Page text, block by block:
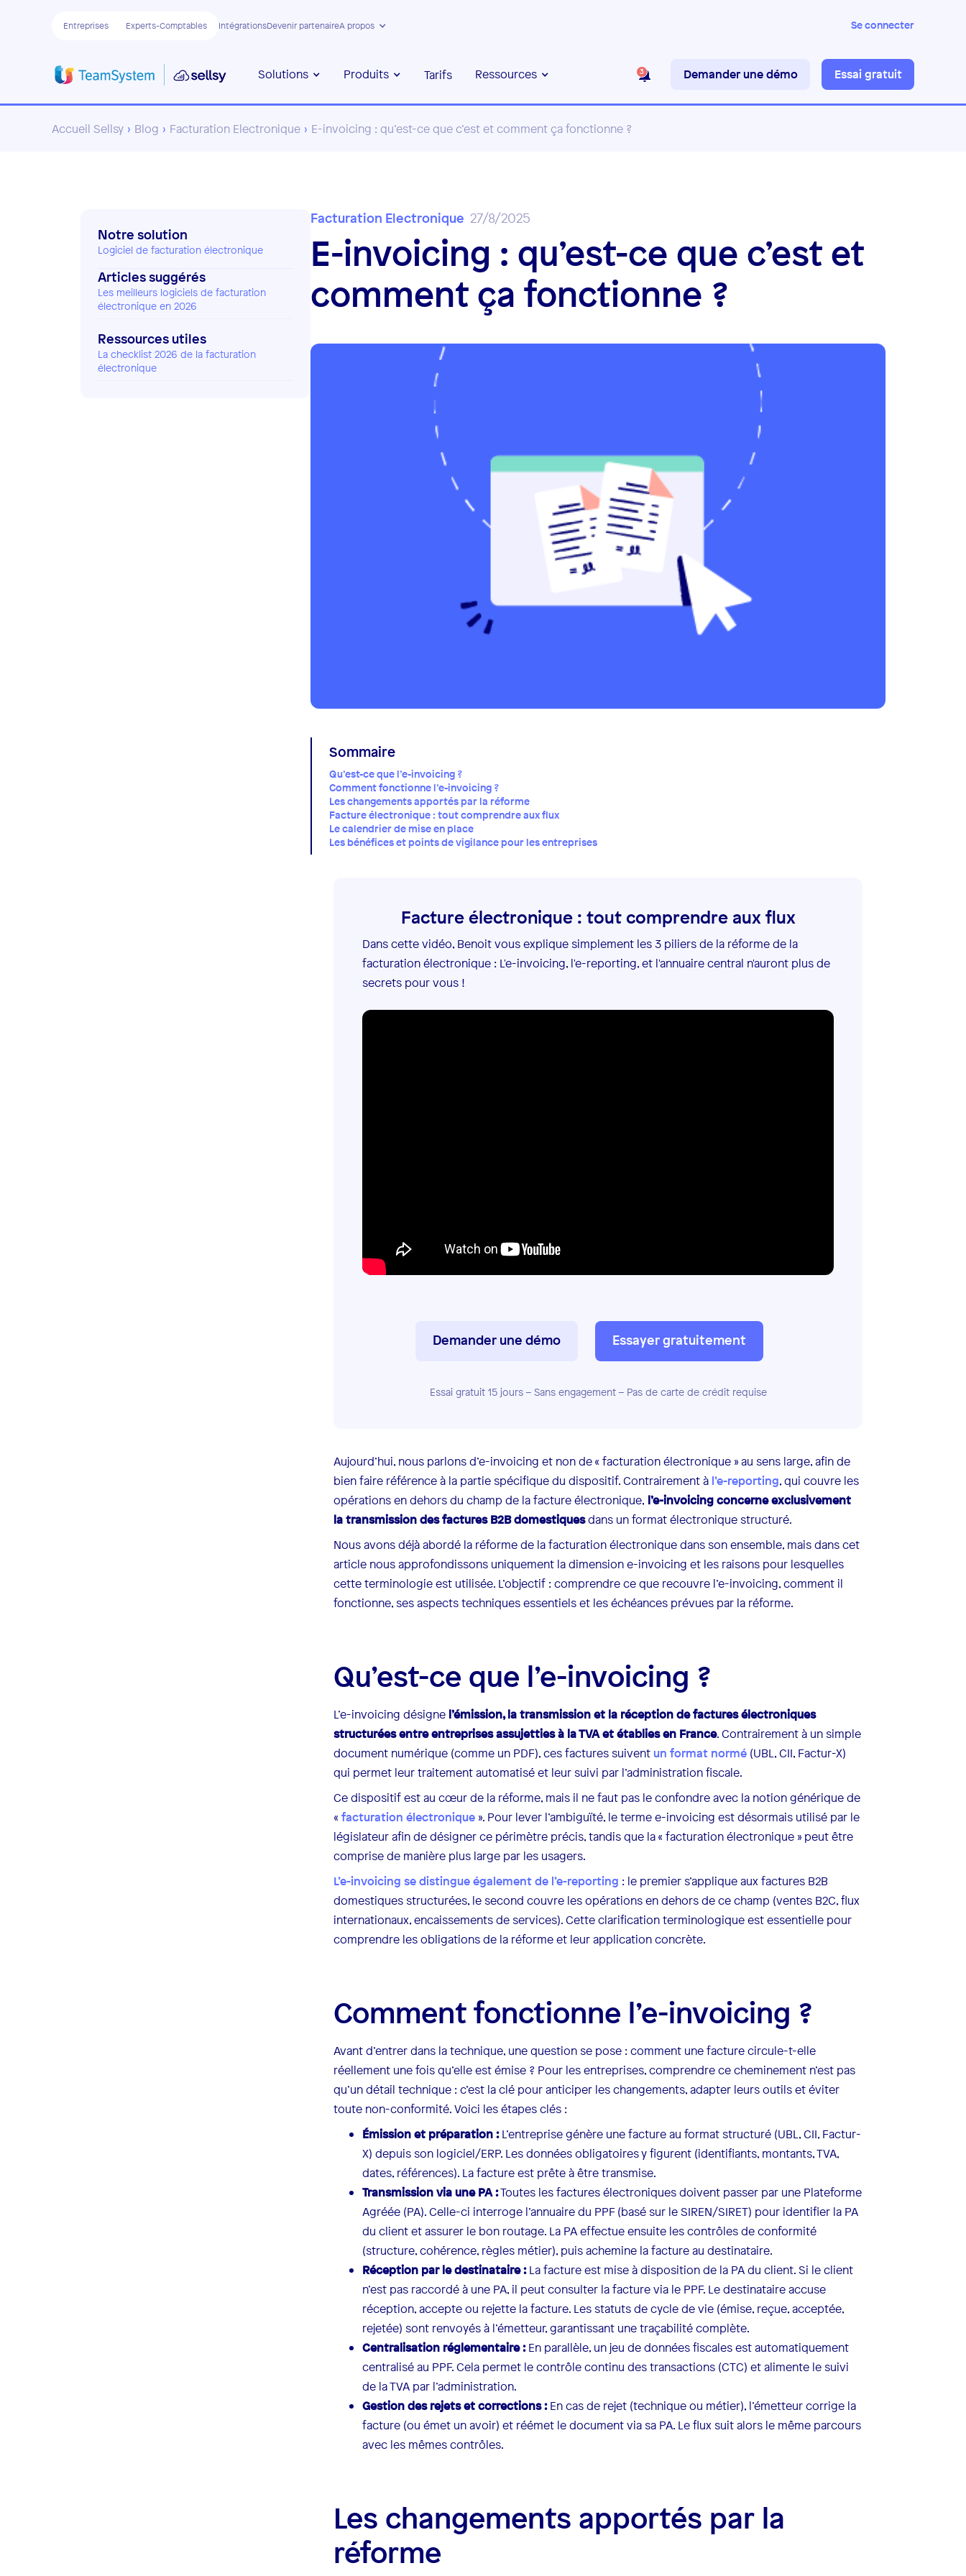
Entreprises Experts-Comptables IntégrationsDevenir partenaireA propos Se connecter
Solutions Produits Tarifs Ressources 3 Demander une démo Essai gratuit
Accueil Sellsy › Blog › Facturation Electronique › E-invoicing : qu’est-ce que c’est et comment ça fonctionne ?
Facturation Electronique 27/8/2025
E-invoicing : qu’est-ce que c’est et
comment ça fonctionne ?
Sommaire
Qu’est-ce que l’e-invoicing ?
Comment fonctionne l’e-invoicing ?
Les changements apportés par la réforme
Facture électronique : tout comprendre aux flux
Le calendrier de mise en place
Les bénéfices et points de vigilance pour les entreprises
Facture électronique : tout comprendre aux flux
Dans cette vidéo, Benoit vous explique simplement les 3 piliers de la réforme de la
facturation électronique : L'e-invoicing, l'e-reporting, et l'annuaire central n'auront plus de
secrets pour vous !
Demander une démo Essayer gratuitement
Essai gratuit 15 jours – Sans engagement – Pas de carte de crédit requise
Aujourd’hui, nous parlons d’e-invoicing et non de « facturation électronique » au sens large, afin de
bien faire référence à la partie spécifique du dispositif. Contrairement à l’e-reporting, qui couvre les
opérations en dehors du champ de la facture électronique, l’e-invoicing concerne exclusivement
la transmission des factures B2B domestiquesdans un format électronique structuré.
Nous avons déjà abordé la réforme de la facturation électronique dans son ensemble, mais dans cet
article nous approfondissons uniquement la dimension e-invoicing et les raisons pour lesquelles
cette terminologie est utilisée. L’objectif : comprendre ce que recouvre l’e-invoicing, comment il
fonctionne, ses aspects techniques essentiels et les échéances prévues par la réforme.
Qu’est-ce que l’e-invoicing ?
L’e-invoicing désigne l’émission, la transmission et la réception de factures électroniques
structurées entre entreprises assujetties à la TVA et établies en France. Contrairement à un simple
document numérique (comme un PDF), ces factures suivent un format normé (UBL, CII, Factur-X)
qui permet leur traitement automatisé et leur suivi par l’administration fiscale.
Ce dispositif est au cœur de la réforme, mais il ne faut pas le confondre avec la notion générique de
« facturation électronique ». Pour lever l’ambiguïté, le terme e-invoicing est désormais utilisé par le
législateur afin de désigner ce périmètre précis, tandis que la « facturation électronique » peut être
comprise de manière plus large par les usagers.
L’e-invoicing se distingue également de l’e-reporting : le premier s’applique aux factures B2B
domestiques structurées, le second couvre les opérations en dehors de ce champ (ventes B2C, flux
internationaux, encaissements de services). Cette clarification terminologique est essentielle pour
comprendre les obligations de la réforme et leur application concrète.
Comment fonctionne l’e-invoicing ?
Avant d’entrer dans la technique, une question se pose : comment une facture circule-t-elle
réellement une fois qu’elle est émise ? Pour les entreprises, comprendre ce cheminement n’est pas
qu’un détail technique : c’est la clé pour anticiper les changements, adapter leurs outils et éviter
toute non-conformité. Voici les étapes clés :
Émission et préparation :L’entreprise génère une facture au format structuré (UBL, CII, Factur-
X) depuis son logiciel/ERP. Les données obligatoires y figurent (identifiants, montants, TVA,
dates, références). La facture est prête à être transmise.
Transmission via une PA :Toutes les factures électroniques doivent passer par une Plateforme
Agréée (PA). Celle-ci interroge l’annuaire du PPF (basé sur le SIREN/SIRET) pour identifier la PA
du client et assurer le bon routage. La PA effectue ensuite les contrôles de conformité
(structure, cohérence, règles métier), puis achemine la facture au destinataire.
Réception par le destinataire :La facture est mise à disposition de la PA du client. Si le client
n’est pas raccordé à une PA, il peut consulter la facture via le PPF. Le destinataire accuse
réception, accepte ou rejette la facture. Les statuts de cycle de vie (émise, reçue, acceptée,
rejetée) sont renvoyés à l’émetteur, garantissant une traçabilité complète.
Centralisation réglementaire :En parallèle, un jeu de données fiscales est automatiquement
centralisé au PPF. Cela permet le contrôle continu des transactions (CTC) et alimente le suivi
de la TVA par l’administration.
Gestion des rejets et corrections :En cas de rejet (technique ou métier), l’émetteur corrige la
facture (ou émet un avoir) et réémet le document via sa PA. Le flux suit alors le même parcours
avec les mêmes contrôles.
Les changements apportés par la
réforme
Notre solution
Logiciel de facturation électronique
Articles suggérés
Les meilleurs logiciels de facturation
électronique en 2026
Ressources utiles
La checklist 2026 de la facturation
électronique